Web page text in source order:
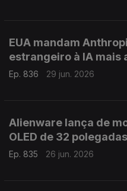
EUA mandam
estrangeiro à IA mais
Ep. 836 29 jun. 2026
Alienware lança de
OLED de 32 polegadas
Ep. 835 26 jun. 2026